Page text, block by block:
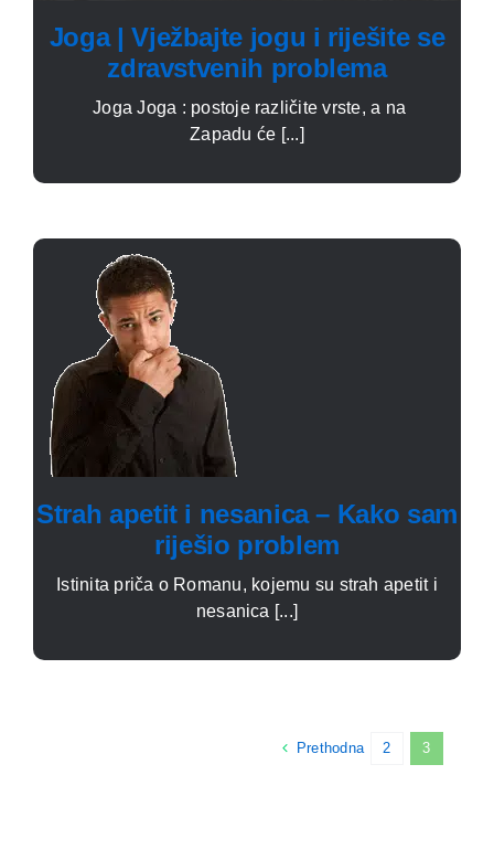
Joga | Vježbajte jogu i riješite se
zdravstvenih problema
Joga Joga : postoje različite vrste, a na
Zapadu će [...]
Strah apetit i nesanica – Kako sam
riješio problem
Istinita priča o Romanu, kojemu su strah apetit i
nesanica [...]
Prethodna 2 3